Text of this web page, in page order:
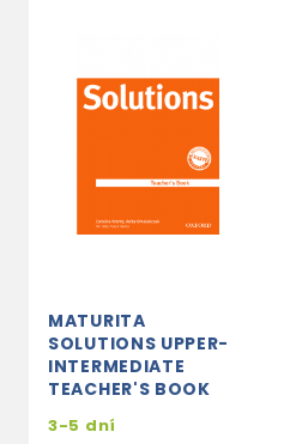
MATURITA
SOLUTIONS UPPER-
INTERMEDIATE
TEACHER'S BOOK
3-5 dní